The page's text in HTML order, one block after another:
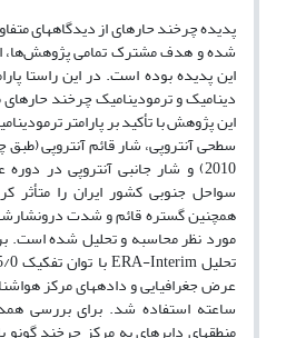
پدیده چرخند حاره­ای از دیدگاه­های
شده و هدف مشترک تمامی پژوهش‌ها،
این پدیده بوده است. در این راستا
دینامیک و ترمودینامیک چرخند
این پژوهش با تأکید بر پارامتر
سطحی آنتروپی، شار قائم آنتروپی (طبق
2010) و شار جانبی آنتروپی در
سواحل جنوبی کشور ایران را
همچنین گستره قائم و شدت
مورد نظر محاسبه و تحلیل شده است.
ساعته استفاده شد. برای بررسی